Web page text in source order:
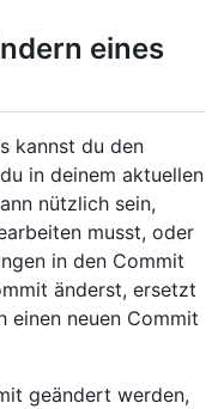
eines
kannst du den
in deinem aktuellen
nützlich sein,
musst, oder
in den Commit
änderst, ersetzt
einen neuen Commit
geändert werden,